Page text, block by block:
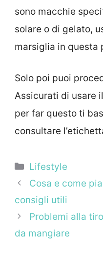
sono macchie
solare o di gelato,
marsiglia in questa
Solo poi puoi
Assicurati di usare
per far questo ti
consultare
Categorie
Lifestyle
Cosa e come
consigli utili
Problemi alla
da mangiare